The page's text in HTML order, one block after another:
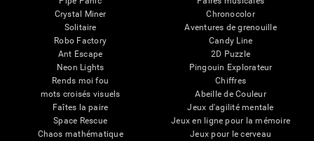
Crystal Miner
Solitaire
Robo Factory
Ant Escape
Neon Lights
Rends moi fou
mots croisés visuels
Faîtes la paire
Space Rescue
Chaos mathématique
Chronocolor
Aventures de grenouille
Candy Line
2D Puzzle
Pingouin Explorateur
Chiffres
Abeille de Couleur
Jeux d'agilité mentale
Jeux en ligne pour la mémoire
Jeux pour le cerveau